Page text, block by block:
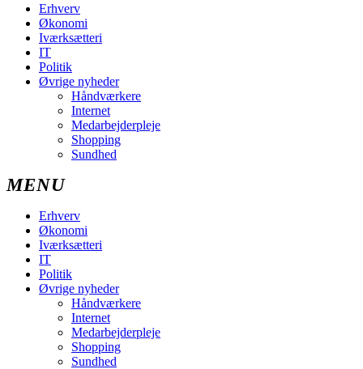
Erhverv
Økonomi
Iværksætteri
IT
Politik
Øvrige nyheder
Håndværkere
Internet
Medarbejderpleje
Shopping
Sundhed
Erhverv
Økonomi
Iværksætteri
IT
Politik
Øvrige nyheder
Håndværkere
Internet
Medarbejderpleje
Shopping
Sundhed